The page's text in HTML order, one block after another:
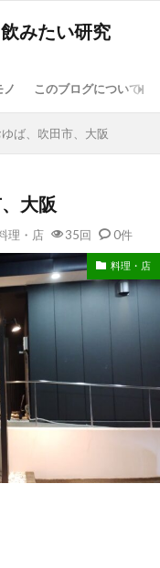
みたい研究
ノ このブログについて
ば、吹田市、大阪
大阪
理・店 35回 0件
料理・店